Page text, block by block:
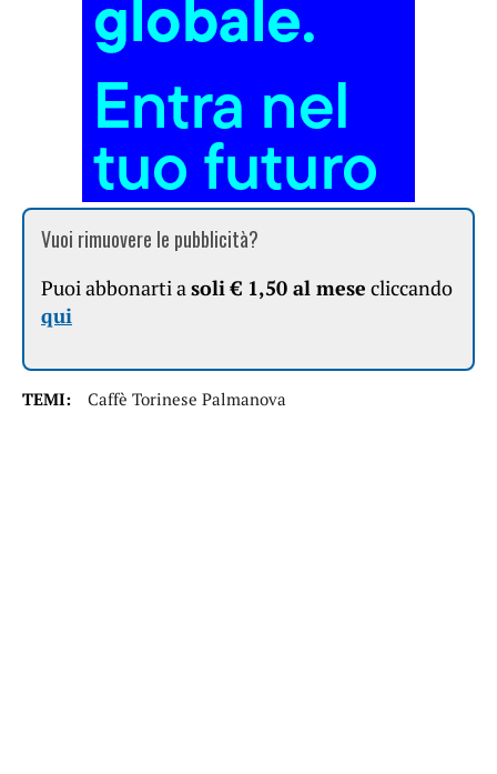
Vuoi rimuovere le pubblicità?
Puoi abbonarti asoli € 1,50 al mese cliccando
qui
TEMI: Caffè Torinese Palmanova